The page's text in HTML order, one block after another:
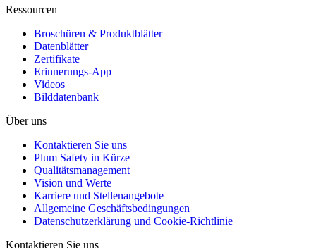
Ressourcen
Broschüren & Produktblätter
Datenblätter
Zertifikate
Erinnerungs-App
Videos
Bilddatenbank
Über uns
Kontaktieren Sie uns
Plum Safety in Kürze
Qualitätsmanagement
Vision und Werte
Karriere und Stellenangebote
Allgemeine Geschäftsbedingungen
Datenschutzerklärung und Cookie-Richtlinie
Kontaktieren Sie uns